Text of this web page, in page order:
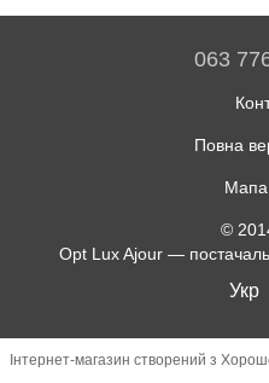
063
Повна
Мапа
©
Opt Lux Ajour —
Укр
Інтернет-магазин створений з